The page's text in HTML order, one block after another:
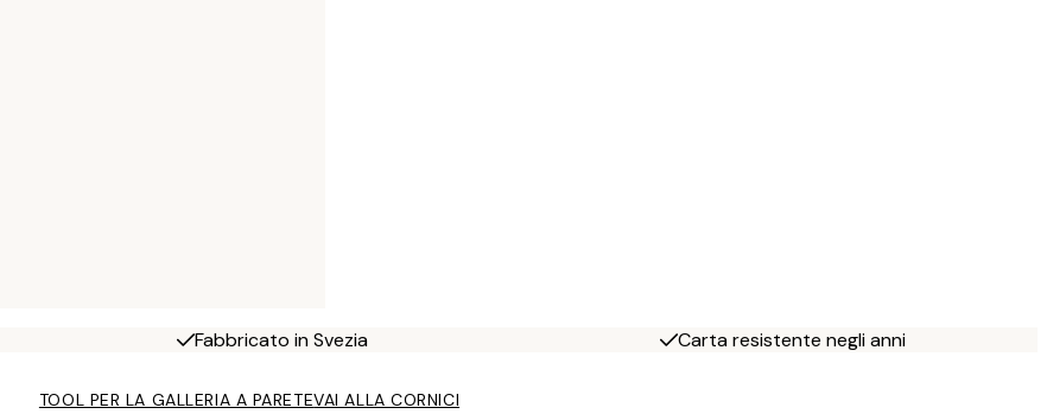
Fabbricato in Svezia Carta resistente negli anni
TOOL PER LA GALLERIA A PARETEVAI ALLA CORNICI